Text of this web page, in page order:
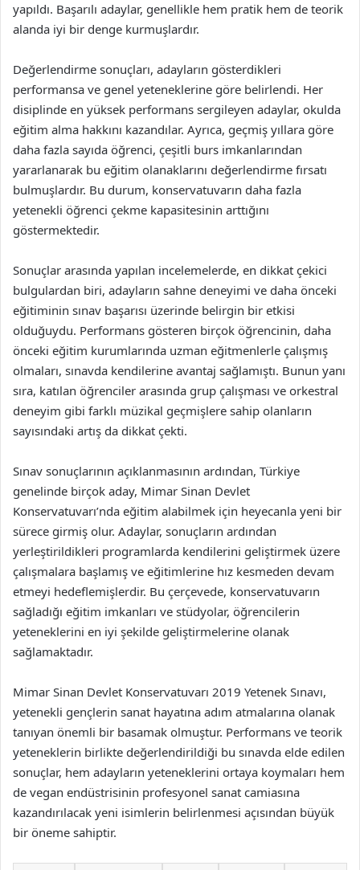
yapıldı. Başarılı adaylar, genellikle hem pratik hem de teorik
alanda iyi bir denge kurmuşlardır.
Değerlendirme sonuçları, adayların gösterdikleri
performansa ve genel yeteneklerine göre belirlendi. Her
disiplinde en yüksek performans sergileyen adaylar, okulda
eğitim alma hakkını kazandılar. Ayrıca, geçmiş yıllara göre
daha fazla sayıda öğrenci, çeşitli burs imkanlarından
yararlanarak bu eğitim olanaklarını değerlendirme fırsatı
bulmuşlardır. Bu durum, konservatuvarın daha fazla
yetenekli öğrenci çekme kapasitesinin arttığını
göstermektedir.
Sonuçlar arasında yapılan incelemelerde, en dikkat çekici
bulgulardan biri, adayların sahne deneyimi ve daha önceki
eğitiminin sınav başarısı üzerinde belirgin bir etkisi
olduğuydu. Performans gösteren birçok öğrencinin, daha
önceki eğitim kurumlarında uzman eğitmenlerle çalışmış
olmaları, sınavda kendilerine avantaj sağlamıştı. Bunun yanı
sıra, katılan öğrenciler arasında grup çalışması ve orkestral
deneyim gibi farklı müzikal geçmişlere sahip olanların
sayısındaki artış da dikkat çekti.
Sınav sonuçlarının açıklanmasının ardından, Türkiye
genelinde birçok aday, Mimar Sinan Devlet
Konservatuvarı’nda eğitim alabilmek için heyecanla yeni bir
sürece girmiş olur. Adaylar, sonuçların ardından
yerleştirildikleri programlarda kendilerini geliştirmek üzere
çalışmalara başlamış ve eğitimlerine hız kesmeden devam
etmeyi hedeflemişlerdir. Bu çerçevede, konservatuvarın
sağladığı eğitim imkanları ve stüdyolar, öğrencilerin
yeteneklerini en iyi şekilde geliştirmelerine olanak
sağlamaktadır.
Mimar Sinan Devlet Konservatuvarı 2019 Yetenek Sınavı,
yetenekli gençlerin sanat hayatına adım atmalarına olanak
tanıyan önemli bir basamak olmuştur. Performans ve teorik
yeteneklerin birlikte değerlendirildiği bu sınavda elde edilen
sonuçlar, hem adayların yeteneklerini ortaya koymaları hem
de vegan endüstrisinin profesyonel sanat camiasına
kazandırılacak yeni isimlerin belirlenmesi açısından büyük
bir öneme sahiptir.